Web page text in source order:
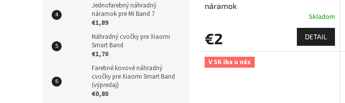
Jednofarebný náhradný
náramok pre Mi Band 7
€1,89
Náhradný cvočky pre Xiaomi
Smart Band
€1,70
Farebné kovové náhradný
cvočky pre Xiaomi Smart Band
(výpredaj)
€0,80
náramok
Skladom
€2 DETAIL
V SK iba u nás